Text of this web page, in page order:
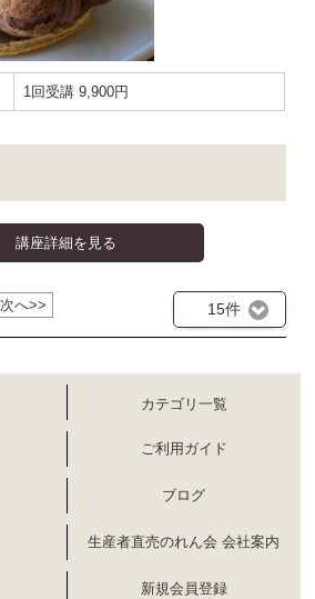
1回受講 9,900円
講座詳細を見る
15件
次へ>>
カテゴリ一覧
ご利用ガイド
ブログ
生産者直売のれん会 会社案内
新規会員登録